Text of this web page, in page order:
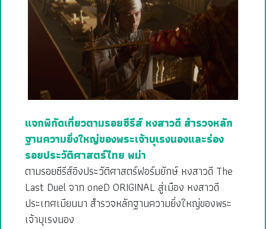
แจกพิกัดเที่ยวตามรอยซีรีส์ หงสาวดี สำรวจหลัก
ฐานความยิ่งใหญ่ของพระเจ้าบุเรงนองและร่อง
รอยประวัติศาสตร์ไทย พม่า
ตามรอยซีรีส์อิงประวัติศาสตร์ฟอร์มยักษ์ หงสาวดี The
Last Duel จาก oneD ORIGINAL สู่เมือง หงสาวดี
ประเทศเมียนมา สำรวจหลักฐานความยิ่งใหญ่ของพระ
เจ้าบุเรงนอง